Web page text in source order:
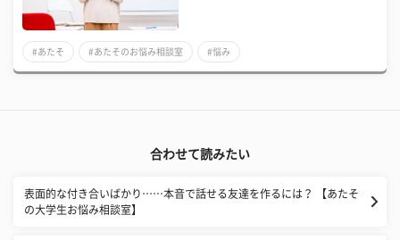
#あたそ #あたそのお悩み相談室 #悩み
合わせて読みたい
表面的な付き合いばかり……本音で話せる友達を作るには？ 【あたそ
の大学生お悩み相談室】